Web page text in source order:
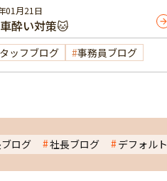
01月21日
酔い対策🐱
ッフブログ 事務員ブログ
ログ 社長ブログ デフォルト